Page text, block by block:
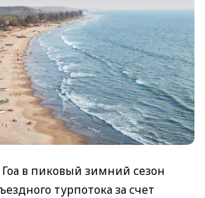
в пиковый зимний сезон
турпотока за счет